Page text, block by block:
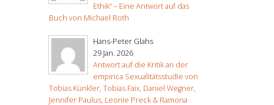
Ethik“ – Eine Antwort auf das
Buch von Michael Roth
Hans-Peter Glahs
29 Jan. 2026
Antwort auf die Kritik an der
empirica Sexualitätsstudie von
Tobias Künkler, Tobias Faix, Daniel Wegner,
Jennifer Paulus, Leonie Preck & Ramona